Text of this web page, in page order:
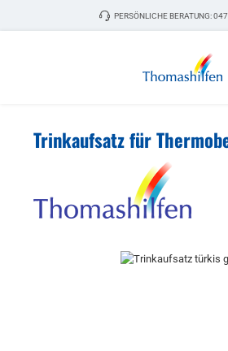
Zum Hauptinhalt springenPERSÖNLICHE BERATUNG:
Trinkaufsatz für
Bildergalerie überspringen